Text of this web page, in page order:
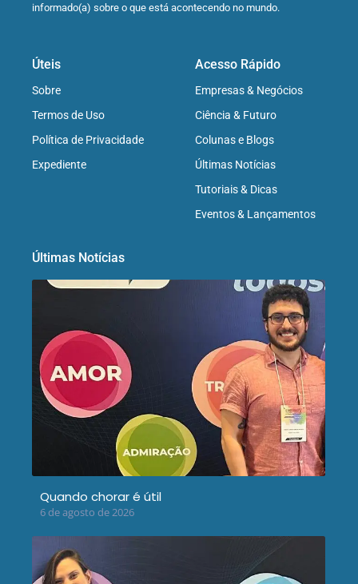
informado(a) sobre o que está acontecendo no mundo.
Úteis
Sobre
Termos de Uso
Política de Privacidade
Expediente
Acesso Rápido
Empresas & Negócios
Ciência & Futuro
Colunas e Blogs
Últimas Notícias
Tutoriais & Dicas
Eventos & Lançamentos
Últimas Notícias
Quando chorar é útil
6 de agosto de 2026